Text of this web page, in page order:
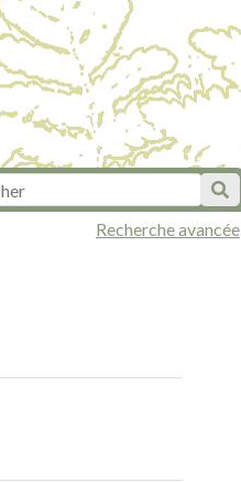
Recherche avancée